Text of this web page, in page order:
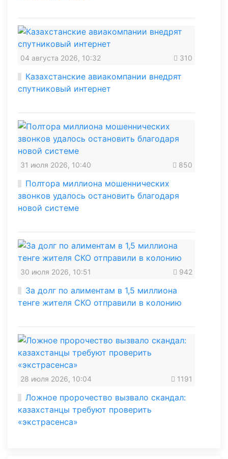
04 августа 2026, 10:32 310
Казахстанские авиакомпании внедрят
спутниковый интернет
31 июля 2026, 10:40 850
Полтора миллиона мошеннических
звонков удалось остановить благодаря
новой системе
30 июля 2026, 10:51 942
За долг по алиментам в 1,5 миллиона
тенге жителя СКО отправили в колонию
28 июля 2026, 10:04 1191
Ложное пророчество вызвало скандал:
казахстанцы требуют проверить
«экстрасенса»